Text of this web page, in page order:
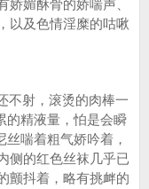
媚酥骨的娇喘声、
以及色情淫糜的咕啾
射，滚烫的肉棒一
的精液量，怕是会瞬
喘着粗气娇吟着，
侧的红色丝袜几乎已
颤抖着，略有挑衅的